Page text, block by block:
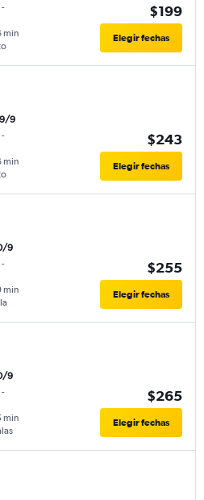
-
min
$199
Elegir fechas
9
-
min
$243
Elegir fechas
9
-
min
$255
Elegir fechas
9
-
min
$265
Elegir fechas